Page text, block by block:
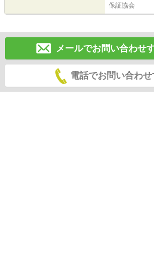
保証協会
メールでお問い合わせ
電話でお問い合わせ